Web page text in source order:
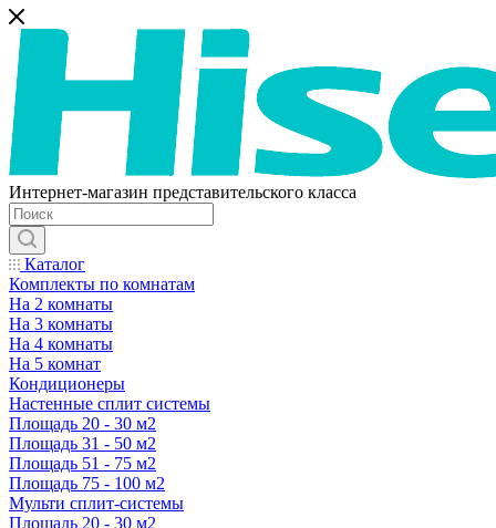
Интернет-магазин представительского класса
Каталог
Комплекты по комнатам
На 2 комнаты
На 3 комнаты
На 4 комнаты
На 5 комнат
Кондиционеры
Настенные сплит системы
Площадь 20 - 30 м2
Площадь 31 - 50 м2
Площадь 51 - 75 м2
Площадь 75 - 100 м2
Мульти сплит-системы
Площадь 20 - 30 м2